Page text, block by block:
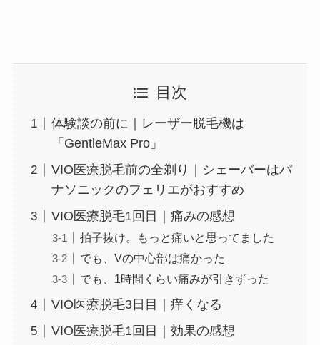
目次
体験談の前に｜レーザー脱毛機は
「GentleMax Pro」
VIO医療脱毛前の全剃り｜シェーバーはパ
ナソニックのフェリエがおすすめ
VIO医療脱毛1回目｜痛みの感想
拍子抜け。もっと痛いと思ってました
でも、Vの中心部は痛かった
でも、1時間くらい痛みが引きずった
VIO医療脱毛3日目｜痒くなる
VIO医療脱毛1回目｜効果の感想